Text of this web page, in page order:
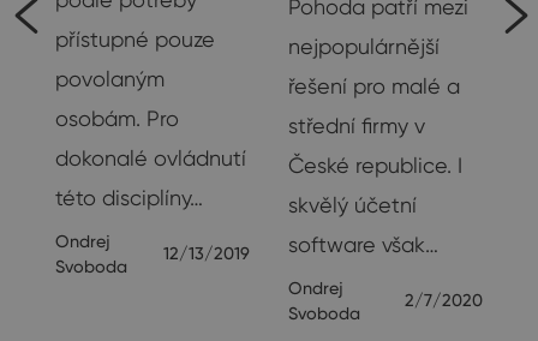
přístupné pouze
povolaným
osobám. Pro
dokonalé ovládnutí
této disciplíny…
Ondrej
Svoboda
12/13/2019
Pohoda patří mezi
nejpopulárnější
řešení pro malé a
střední firmy v
České republice. I
skvělý účetní
software však…
Ondrej
Svoboda
2/7/2020